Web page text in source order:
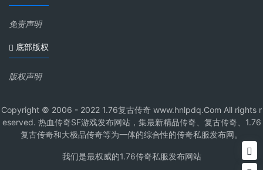
免责声明
底部版权
版权声明
Copyright © 2006 - 2022 1.76复古传奇 www.hnlpdq.Com All rights r
eserved. 热血传奇SF游戏发布网站，集最新精品传奇、复古传奇、1.76
复古传奇和大极品传奇等为一体的综合性的传奇私服发布网。
我们是最权威的1.76传奇私服发布网站